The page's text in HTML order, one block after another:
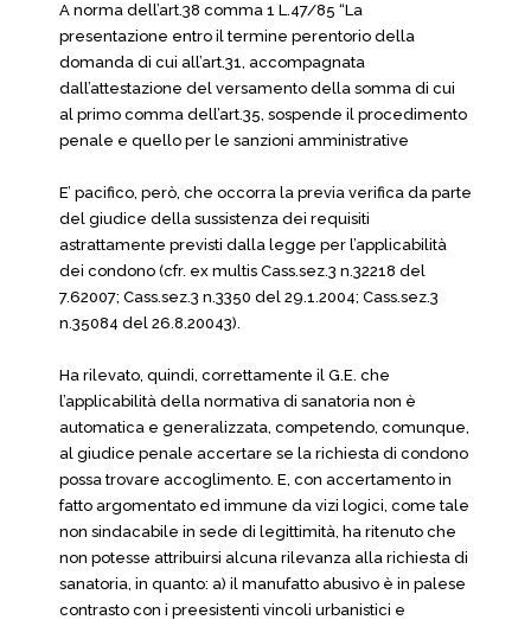
A norma dell’art.38 comma 1 L.47/85 “La
presentazione entro il termine perentorio della
domanda di cui all’art.31, accompagnata
dall’attestazione del versamento della somma di cui
al primo comma dell’art.35, sospende il procedimento
penale e quello per le sanzioni amministrative
E’ pacifico, però, che occorra la previa verifica da parte
del giudice della sussistenza dei requisiti
astrattamente previsti dalla legge per l’applicabilità
dei condono (cfr. ex multis Cass.sez.3 n.32218 del
7.62007; Cass.sez.3 n.3350 del 29.1.2004; Cass.sez.3
n.35084 del 26.8.20043).
Ha rilevato, quindi, correttamente il G.E. che
l’applicabilità della normativa di sanatoria non è
automatica e generalizzata, competendo, comunque,
al giudice penale accertare se la richiesta di condono
possa trovare accoglimento. E, con accertamento in
fatto argomentato ed immune da vizi logici, come tale
non sindacabile in sede di legittimità, ha ritenuto che
non potesse attribuirsi alcuna rilevanza alla richiesta di
sanatoria, in quanto: a) il manufatto abusivo è in palese
contrasto con i preesistenti vincoli urbanistici e